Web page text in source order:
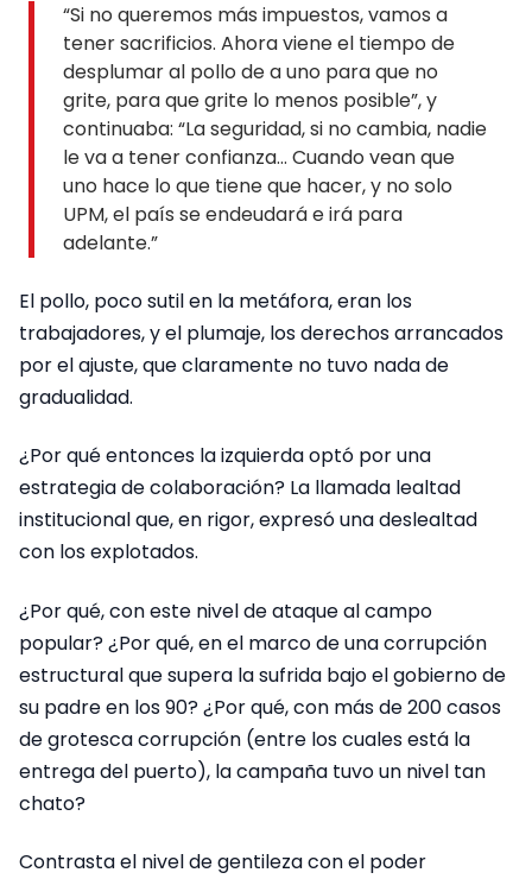
“Si no queremos más impuestos, vamos a
tener sacrificios. Ahora viene el tiempo de
desplumar al pollo de a uno para que no
grite, para que grite lo menos posible”, y
continuaba: “La seguridad, si no cambia, nadie
le va a tener confianza… Cuando vean que
uno hace lo que tiene que hacer, y no solo
UPM, el país se endeudará e irá para
adelante.”
El pollo, poco sutil en la metáfora, eran los
trabajadores, y el plumaje, los derechos arrancados
por el ajuste, que claramente no tuvo nada de
gradualidad.
¿Por qué entonces la izquierda optó por una
estrategia de colaboración? La llamada lealtad
institucional que, en rigor, expresó una deslealtad
con los explotados.
¿Por qué, con este nivel de ataque al campo
popular? ¿Por qué, en el marco de una corrupción
estructural que supera la sufrida bajo el gobierno de
su padre en los 90? ¿Por qué, con más de 200 casos
de grotesca corrupción (entre los cuales está la
entrega del puerto), la campaña tuvo un nivel tan
chato?
Contrasta el nivel de gentileza con el poder